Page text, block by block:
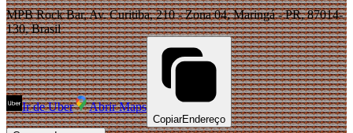
MPB Rock Bar, Av. Curitiba, 210 - Zona 04, Maringá - PR, 87014-
130, Brasil
Ir de Uber Abrir Maps
CopiarEndereço